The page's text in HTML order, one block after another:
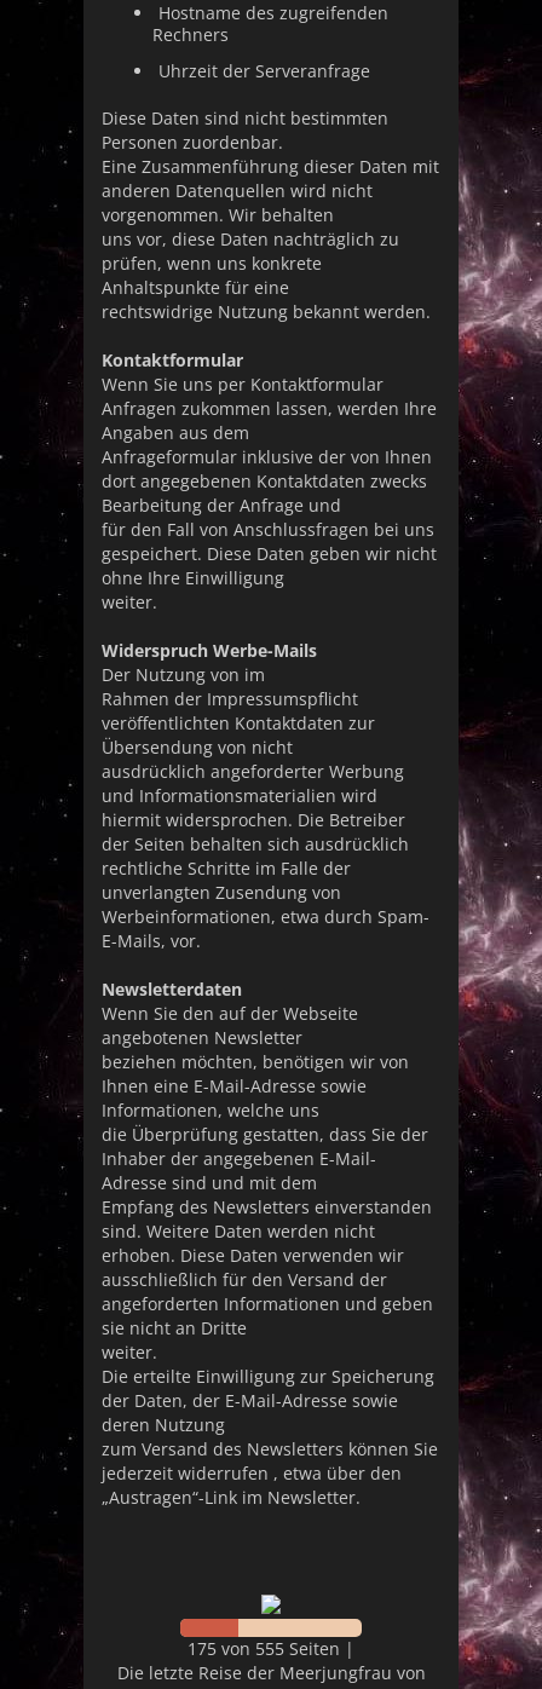
Hostname des zugreifenden
Rechners
Uhrzeit der Serveranfrage
Diese Daten sind nicht bestimmten
Personen zuordenbar.
Eine Zusammenführung dieser Daten mit
anderen Datenquellen wird nicht
vorgenommen. Wir behalten
uns vor, diese Daten nachträglich zu
prüfen, wenn uns konkrete
Anhaltspunkte für eine
rechtswidrige Nutzung bekannt werden.
Kontaktformular
Wenn Sie uns per Kontaktformular
Anfragen zukommen lassen, werden Ihre
Angaben aus dem
Anfrageformular inklusive der von Ihnen
dort angegebenen Kontaktdaten zwecks
Bearbeitung der Anfrage und
für den Fall von Anschlussfragen bei uns
gespeichert. Diese Daten geben wir nicht
ohne Ihre Einwilligung
weiter.
Widerspruch Werbe-Mails
Der Nutzung von im
Rahmen der Impressumspflicht
veröffentlichten Kontaktdaten zur
Übersendung von nicht
ausdrücklich angeforderter Werbung
und Informationsmaterialien wird
hiermit widersprochen. Die Betreiber
der Seiten behalten sich ausdrücklich
rechtliche Schritte im Falle der
unverlangten Zusendung von
Werbeinformationen, etwa durch Spam-
E-Mails, vor.
Newsletterdaten
Wenn Sie den auf der Webseite
angebotenen Newsletter
beziehen möchten, benötigen wir von
Ihnen eine E-Mail-Adresse sowie
Informationen, welche uns
die Überprüfung gestatten, dass Sie der
Inhaber der angegebenen E-Mail-
Adresse sind und mit dem
Empfang des Newsletters einverstanden
sind. Weitere Daten werden nicht
erhoben. Diese Daten verwenden wir
ausschließlich für den Versand der
angeforderten Informationen und geben
sie nicht an Dritte
weiter.
Die erteilte Einwilligung zur Speicherung
der Daten, der E-Mail-Adresse sowie
deren Nutzung
zum Versand des Newsletters können Sie
jederzeit widerrufen , etwa über den
„Austragen“-Link im Newsletter.
175 von 555 Seiten |
Die letzte Reise der Meerjungfrau von